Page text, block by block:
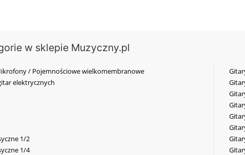
w sklepie Muzyczny.pl
/ Pojemnościowe wielkomembranowe
elektrycznych
1/2
1/4